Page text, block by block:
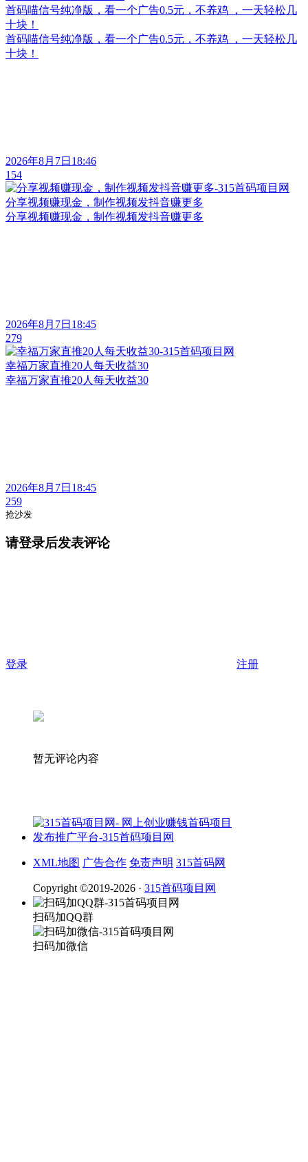
首码喵信号纯净版，看一个广告0.5元，不养鸡 ，一天轻松几
十块！
首码喵信号纯净版，看一个广告0.5元，不养鸡 ，一天轻松几
十块！
2026年8月7日18:46
154
分享视频赚现金，制作视频发抖音赚更多
分享视频赚现金，制作视频发抖音赚更多
2026年8月7日18:45
279
幸福万家直推20人每天收益30
幸福万家直推20人每天收益30
2026年8月7日18:45
259
抢沙发
请登录后发表评论
登录 注册
暂无评论内容
XML地图 广告合作 免责声明 315首码网
Copyright ©2019-2026 · 315首码项目网
扫码加QQ群
扫码加微信